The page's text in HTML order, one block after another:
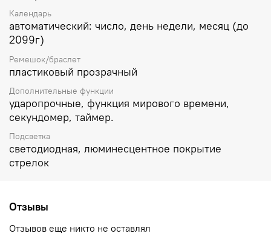
Календарь
автоматический: число, день недели, месяц (до
2099г)
Ремешок/браслет
пластиковый прозрачный
Дополнительные функции
ударопрочные, функция мирового времени,
секундомер, таймер.
Подсветка
светодиодная, люминесцентное покрытие
стрелок
Отзывы
Отзывов еще никто не оставлял